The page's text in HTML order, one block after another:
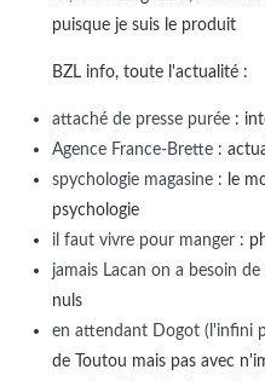
puisque je suis le produit
BZL info, toute l'actualité :
attaché de presse purée:
Agence France-Brette:
spychologie magasine: le
psychologie
il faut vivre pour manger:
jamais Lacan on a besoin de
nuls
en attendant Dogot (l'infini
de Toutou mais pas avec